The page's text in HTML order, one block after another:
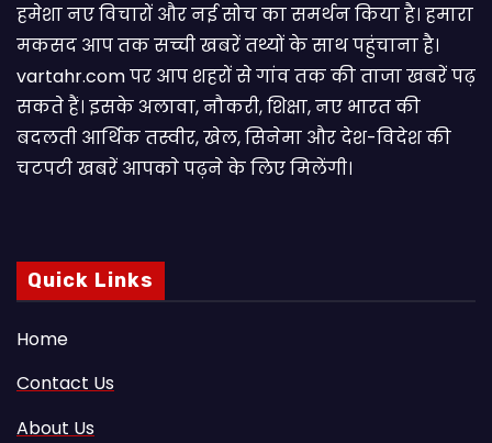
हमेशा नए विचारों और नई सोच का समर्थन किया है। हमारा
मकसद आप तक सच्ची खबरें तथ्यों के साथ पहुंचाना है।
vartahr.com पर आप शहरों से गांव तक की ताजा खबरें पढ़
सकते हैं। इसके अलावा, नौकरी, शिक्षा, नए भारत की
बदलती आर्थिक तस्वीर, खेल, सिनेमा और देश-विदेश की
चटपटी खबरें आपकाे पढ़ने के लिए मिलेंगी।
Quick Links
Home
Contact Us
About Us